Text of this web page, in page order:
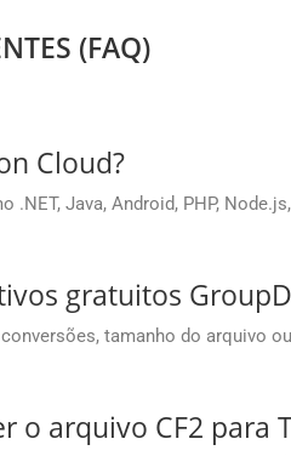
(FAQ)
Cloud?
Java, Android, PHP,
gratuitos
tamanho do arquivo
o arquivo CF2 para